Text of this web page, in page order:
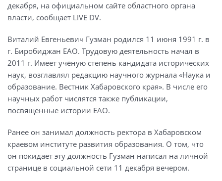
декабря, на официальном сайте областного органа
власти, сообщает LIVE DV.
Виталий Евгеньевич Гузман родился 11 июня 1991 г. в
г. Биробиджан ЕАО. Трудовую деятельность начал в
2011 г. Имеет учёную степень кандидата исторических
наук, возглавлял редакцию научного журнала «Наука и
образование. Вестник Хабаровского края». В числе его
научных работ числятся также публикации,
посвященные истории ЕАО.
Ранее он занимал должность ректора в Хабаровском
краевом институте развития образования. О том, что
он покидает эту должность Гузман написал на личной
странице в социальной сети 11 декабря вечером.